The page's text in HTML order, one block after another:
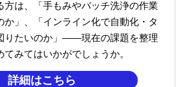
方は、「手もみやバッチ洗浄の作業
か」、「インライン化で自動化・タ
りたいのか」——現在の課題を整理
みてはいかがでしょうか。
詳細はこちら